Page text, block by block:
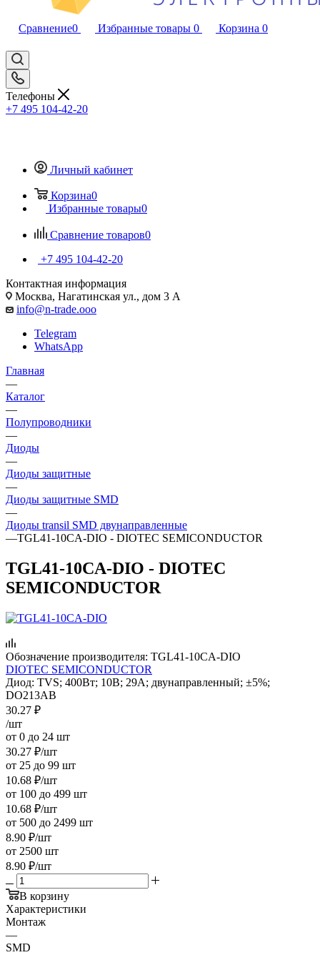
Сравнение0 Избранные товары 0 Корзина 0
Телефоны
+7 495 104-42-20
Личный кабинет
Корзина0
Избранные товары0
Сравнение товаров0
+7 495 104-42-20
Контактная информация
Москва, Нагатинская ул., дом 3 А
info@n-trade.ooo
Telegram
WhatsApp
Главная
—
Каталог
—
Полупроводники
—
Диоды
—
Диоды защитные
—
Диоды защитные SMD
—
Диоды transil SMD двунаправленные
—TGL41-10CA-DIO - DIOTEC SEMICONDUCTOR
TGL41-10CA-DIO - DIOTEC
SEMICONDUCTOR
Обозначение производителя: TGL41-10CA-DIO
DIOTEC SEMICONDUCTOR
Диод: TVS; 400Вт; 10В; 29А; двунаправленный; ±5%;
DO213AB
30.27 ₽
/шт
от 0 до 24 шт
30.27 ₽/шт
от 25 до 99 шт
10.68 ₽/шт
от 100 до 499 шт
10.68 ₽/шт
от 500 до 2499 шт
8.90 ₽/шт
от 2500 шт
8.90 ₽/шт
В корзину
Характеристики
Монтаж
—
SMD